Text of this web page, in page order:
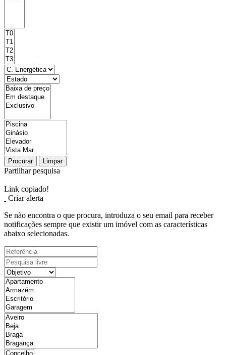
Procurar Limpar
Partilhar pesquisa
Link copiado!
Criar alerta
Se não encontra o que procura, introduza o seu email para receber
notificações sempre que existir um imóvel com as características
abaixo selecionadas.